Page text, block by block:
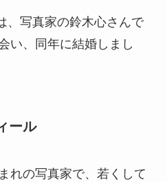
、写真家の鈴木心さんで
い、同年に結婚しまし
ール
れの写真家で、若くして